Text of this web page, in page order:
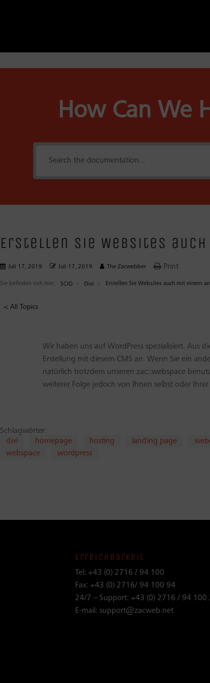
How Can We
Erstellen Sie Websites auch
Juli 17, 2019 Juli 17, 2019 The Zacwebber Print
Sie befinden sich hier: SCIO Divi Erstellen Sie Websites auch mit einem
< All Topics
Wir haben uns auf WordPress spezialisiert. Aus
Erstellung mit diesem CMS an. Wenn Sie ein
natürlich trotzdem unseren zac::webspace
weiterer Folge jedoch von Ihnen selbst oder
Schlagwörter:
divi
homepage hosting landing page
webspace
wordpress
Erreichbarkeit
Tel: +43 (0) 2716 / 94 100
Fax: +43 (0) 2716/ 94 100 94
24/7 – Support: +43 (0) 2716 / 94 100
E-mail: support@zacweb.net